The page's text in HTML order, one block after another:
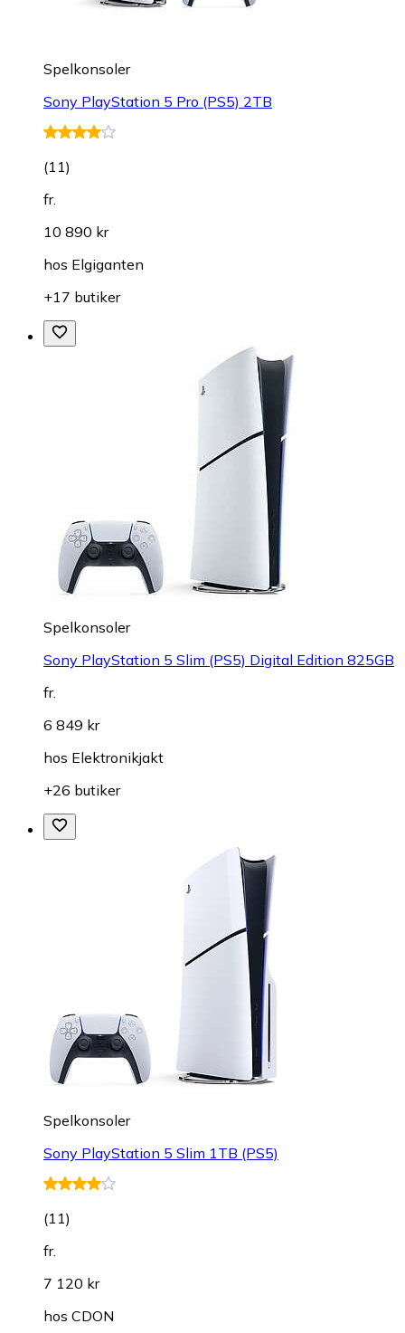
Spelkonsoler
Sony PlayStation 5 Pro (PS5) 2TB
(11)
fr.
10 890 kr
hos Elgiganten
+17 butiker
Spelkonsoler
Sony PlayStation 5 Slim (PS5) Digital Edition 825GB
fr.
6 849 kr
hos Elektronikjakt
+26 butiker
Spelkonsoler
Sony PlayStation 5 Slim 1TB (PS5)
(11)
fr.
7 120 kr
hos CDON